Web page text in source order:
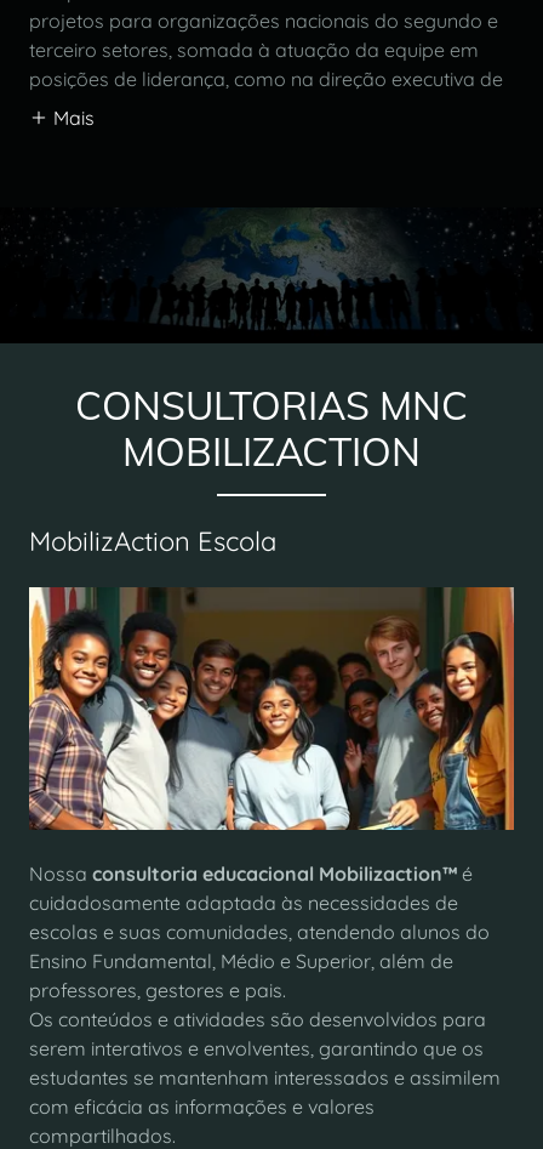
projetos para organizações nacionais do segundo e
terceiro setores, somada à atuação da equipe em
posições de liderança, como na direção executiva de
Mais
CONSULTORIAS MNC
MOBILIZACTION
MobilizAction Escola
Nossa consultoria educacional Mobilizaction™ é
cuidadosamente adaptada às necessidades de
escolas e suas comunidades, atendendo alunos do
Ensino Fundamental, Médio e Superior, além de
professores, gestores e pais.
Os conteúdos e atividades são desenvolvidos para
serem interativos e envolventes, garantindo que os
estudantes se mantenham interessados e assimilem
com eficácia as informações e valores
compartilhados.